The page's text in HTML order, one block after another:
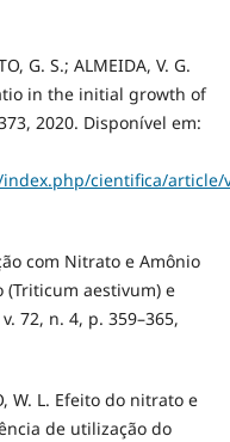
G. S.; ALMEIDA, V. G.
in the initial growth of
2020. Disponível em:
cientifica/article/
com Nitrato e Amônio
(Triticum aestivum) e
72, n. 4, p. 359–365,
W. L. Efeito do nitrato e
de utilização do